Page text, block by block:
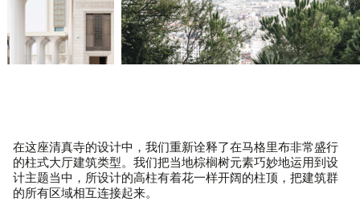
在这座清真寺的设计中，我们重新诠释了在马格里布非常盛行
的柱式大厅建筑类型。我们把当地棕榈树元素巧妙地运用到设
计主题当中，所设计的高柱有着花一样开阔的柱顶，把建筑群
的所有区域相互连接起来。